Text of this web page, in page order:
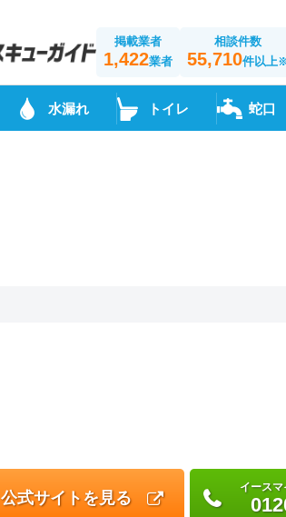
掲載業者
1,422業者
相談件数
55,710件以上
水漏れ トイレ 蛇口
公式サイトを見る
イース